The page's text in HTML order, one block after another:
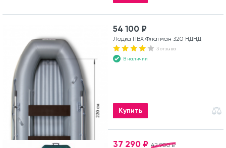
54 100 ₽
Лодка ПВХ Флагман 320 НДНД
3 отзыва
В наличии
Купить
42 900 ₽
37 290 ₽